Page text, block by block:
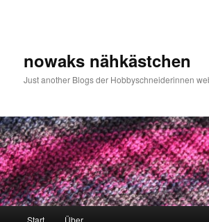
nowaks nähkästchen
Just another Blogs der Hobbyschneiderinnen
Start Über